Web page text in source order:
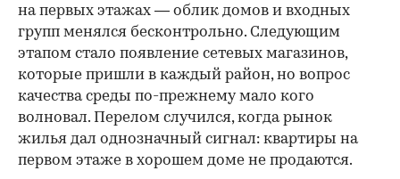
на первых этажах — облик домов и входных
групп менялся бесконтрольно. Следующим
этапом стало появление сетевых магазинов,
которые пришли в каждый район, но вопрос
качества среды по-прежнему мало кого
волновал. Перелом случился, когда рынок
жилья дал однозначный сигнал: квартиры на
первом этаже в хорошем доме не продаются.